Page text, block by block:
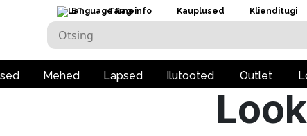
ET Tarneinfo Kauplused Klienditugi
Mehed Lapsed Ilutooted Outlet